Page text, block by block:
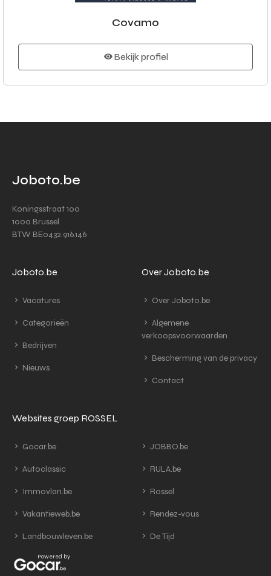
Covamo
Bekijk profiel
Joboto.be
Koningsstraat 100
1000 Brussel
BTW BE0432.916.146
Joboto.be
Vacatures
Categorieën
Bedrijven
Nieuws
Over Joboto.be
Over Joboto.be
Algemene
verkoopsvoorwaarden
Bescherming van de privacy
Contact
Websites groep ROSSEL
Gocar.be
Autoclassic
Immovlan.be
Vakantieweb.be
Landbouwleven.be
JOBBO.be
RULA.be
Rossel
Rendez-vous
De Tijd
Powered by